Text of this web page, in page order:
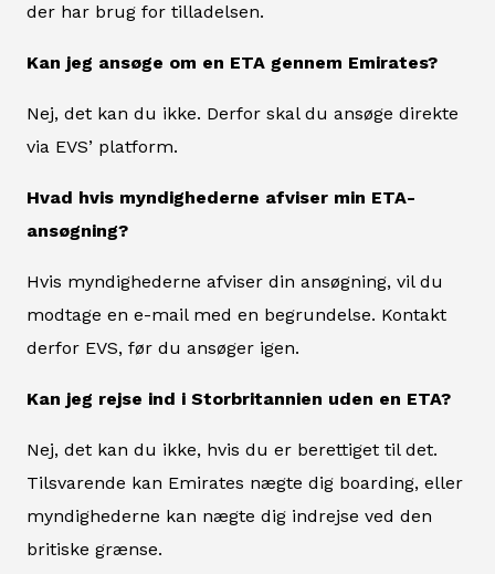
der har brug for tilladelsen.
Kan jeg ansøge om en ETA gennem Emirates?
Nej, det kan du ikke. Derfor skal du ansøge direkte
via EVS’ platform.
Hvad hvis myndighederne afviser min ETA-
ansøgning?
Hvis myndighederne afviser din ansøgning, vil du
modtage en e-mail med en begrundelse. Kontakt
derfor EVS, før du ansøger igen.
Kan jeg rejse ind i Storbritannien uden en ETA?
Nej, det kan du ikke, hvis du er berettiget til det.
Tilsvarende kan Emirates nægte dig boarding, eller
myndighederne kan nægte dig indrejse ved den
britiske grænse.